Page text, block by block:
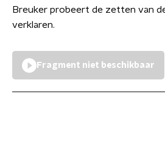
Breuker probeert de zetten van
verklaren.
Fragment niet beschikbaar